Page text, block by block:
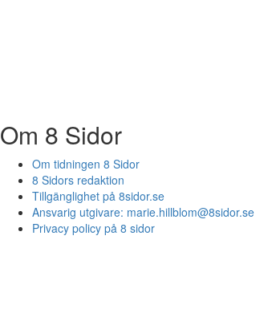
Om 8 Sidor
Om tidningen 8 Sidor
8 Sidors redaktion
Tillgänglighet på 8sidor.se
Ansvarig utgivare: marie.hillblom@8sidor.se
Privacy policy på 8 sidor